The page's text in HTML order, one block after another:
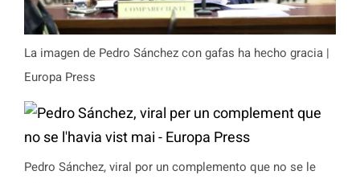
La imagen de Pedro Sánchez con gafas ha hecho gracia |
Europa Press
Pedro Sánchez, viral por un complemento que no se le